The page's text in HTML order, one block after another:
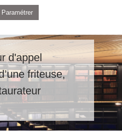
d'appel
friteuse,
Paramétrer